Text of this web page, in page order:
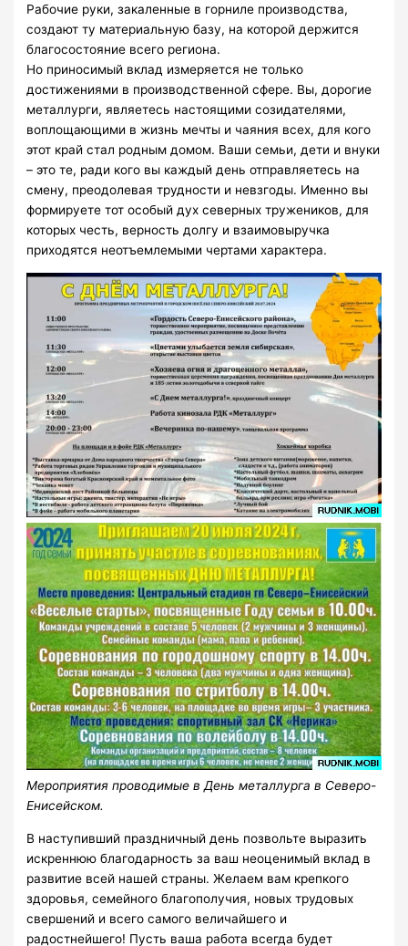
Рабочие руки, закаленные в горниле производства,
создают ту материальную базу, на которой держится
благосостояние всего региона.
Но приносимый вклад измеряется не только
достижениями в производственной сфере. Вы, дорогие
металлурги, являетесь настоящими созидателями,
воплощающими в жизнь мечты и чаяния всех, для кого
этот край стал родным домом. Ваши семьи, дети и внуки
– это те, ради кого вы каждый день отправляетесь на
смену, преодолевая трудности и невзгоды. Именно вы
формируете тот особый дух северных тружеников, для
которых честь, верность долгу и взаимовыручка
приходятся неотъемлемыми чертами характера.
Мероприятия проводимые в День металлурга в Северо-
Енисейском.
В наступивший праздничный день позвольте выразить
искреннюю благодарность за ваш неоценимый вклад в
развитие всей нашей страны. Желаем вам крепкого
здоровья, семейного благополучия, новых трудовых
свершений и всего самого величайшего и
радостнейшего! Пусть ваша работа всегда будет